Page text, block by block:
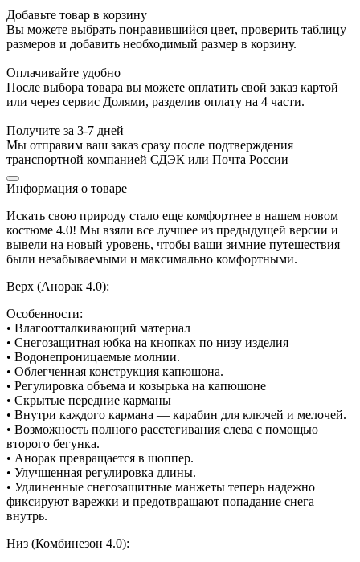
Добавьте товар в корзину
Вы можете выбрать понравившийся цвет, проверить таблицу
размеров и добавить необходимый размер в корзину.
Оплачивайте удобно
После выбора товара вы можете оплатить свой заказ картой
или через сервис Долями, разделив оплату на 4 части.
Получите за 3-7 дней
Мы отправим ваш заказ сразу после подтверждения
транспортной компанией СДЭК или Почта России
Информация о товаре
Искать свою природу стало еще комфортнее в нашем новом
костюме 4.0! Мы взяли все лучшее из предыдущей версии и
вывели на новый уровень, чтобы ваши зимние путешествия
были незабываемыми и максимально комфортными.
Верх (Анорак 4.0):
Особенности:
• Влагоотталкивающий материал
• Снегозащитная юбка на кнопках по низу изделия
• Водонепроницаемые молнии.
• Облегченная конструкция капюшона.
• Регулировка объема и козырька на капюшоне
• Скрытые передние карманы
• Внутри каждого кармана — карабин для ключей и мелочей.
• Возможность полного расстегивания слева с помощью
второго бегунка.
• Анорак превращается в шоппер.
• Улучшенная регулировка длины.
• Удлиненные снегозащитные манжеты теперь надежно
фиксируют варежки и предотвращают попадание снега
внутрь.
Низ (Комбинезон 4.0):